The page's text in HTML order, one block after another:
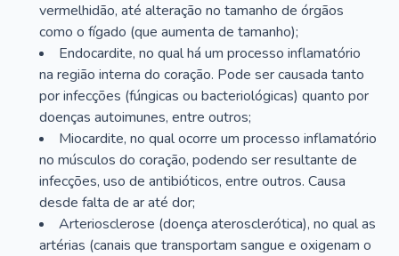
vermelhidão, até alteração no tamanho de órgãos
como o fígado (que aumenta de tamanho);
Endocardite, no qual há um processo inflamatório
na região interna do coração. Pode ser causada tanto
por infecções (fúngicas ou bacteriológicas) quanto por
doenças autoimunes, entre outros;
Miocardite, no qual ocorre um processo inflamatório
no músculos do coração, podendo ser resultante de
infecções, uso de antibióticos, entre outros. Causa
desde falta de ar até dor;
Arteriosclerose (doença aterosclerótica), no qual as
artérias (canais que transportam sangue e oxigenam o